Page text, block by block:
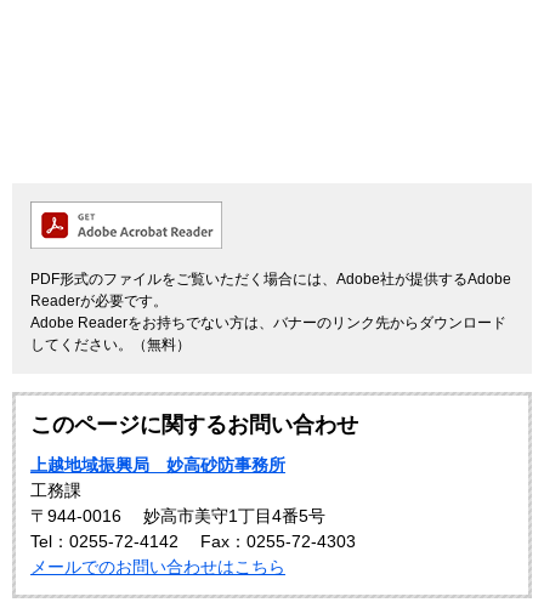
PDF形式のファイルをご覧いただく場合には、Adobe社が提供するAdobe
Readerが必要です。
Adobe Readerをお持ちでない方は、バナーのリンク先からダウンロード
してください。（無料）
このページに関するお問い合わせ
上越地域振興局 妙高砂防事務所
工務課
〒944-0016
妙高市美守1丁目4番5号
Tel：0255-72-4142
Fax：0255-72-4303
メールでのお問い合わせはこちら